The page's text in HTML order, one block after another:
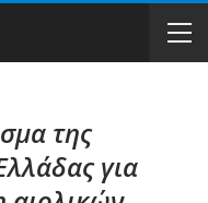
της
για